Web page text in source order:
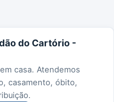
do Cartório -
casa. Atendemos
casamento, óbito,